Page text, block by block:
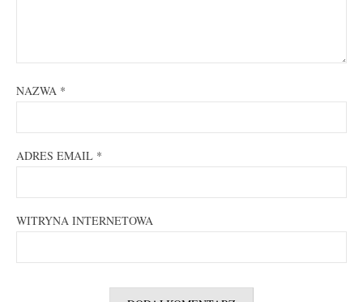
NAZWA *
ADRES EMAIL *
WITRYNA INTERNETOWA